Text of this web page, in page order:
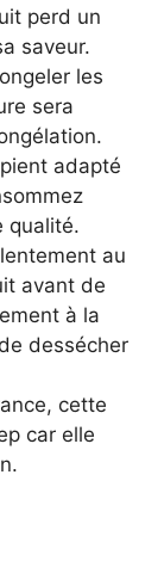
perd un
saveur.
les
sera
adapté
qualité.
au
avant de
à la
dessécher
cette
car elle